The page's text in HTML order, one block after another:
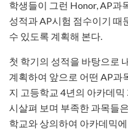
학생들이 그런 Honor, AP과
성적과 AP시험 점수이기 때
수 있도록 계획해 본다.
첫 학기의 성적을 바탕으로
계획하여 앞으로 어떤 AP과
지 고등학교 4년의 아카데
시살펴 보며 부족한 과목들
학교와 상의하여 아카데믹